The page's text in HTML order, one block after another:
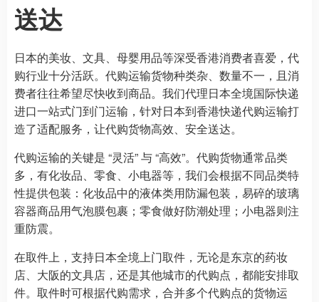
送达
日本的美妆、文具、母婴用品等深受香港消费者喜爱，代
购行业十分活跃。代购运输货物种类杂、数量不一，且消
费者往往希望尽快收到商品。我们代理日本全境国际快递
进口一站式门到门运输，针对日本到香港快递代购运输打
造了适配服务，让代购货物高效、安全送达。
代购运输的关键是 “灵活” 与 “高效”。代购货物通常品类
多，有化妆品、零食、小电器等，我们会根据不同品类特
性提供包装：化妆品中的液体类用防漏包装，易碎的玻璃
容器商品用气泡膜包裹；零食做好防潮处理；小电器则注
重防震。
在取件上，支持日本全境上门取件，无论是东京的药妆
店、大阪的文具店，还是其他城市的代购点，都能安排取
件。取件时可根据代购需求，合并多个代购点的货物运